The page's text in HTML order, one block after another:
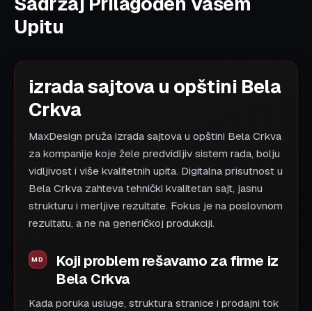
Upitu
izrada sajtova u opštini Bela
Crkva
MaxDesign pruža izrada sajtova u opštini Bela Crkva
za kompanije koje žele predvidljiv sistem rada, bolju
vidljivost i više kvalitetnih upita. Digitalna prisutnost u
Bela Crkva zahteva tehnički kvalitetan sajt, jasnu
strukturu i merljive rezultate. Fokus je na poslovnom
rezultatu, a ne na generičkoj produkciji.
Koji problem rešavamo za firme iz
Bela Crkva
Kada poruka usluge, struktura stranice i prodajni tok